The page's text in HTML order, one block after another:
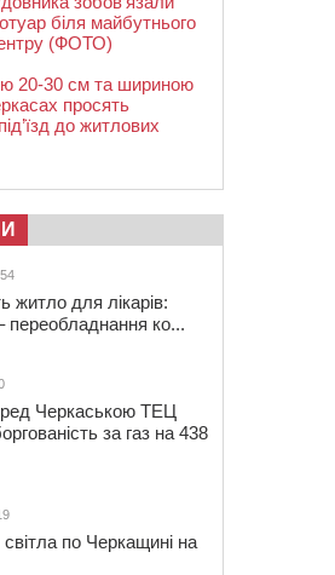
біля майбутнього
(ФОТО)
20-30 см та шириною
просять
до житлових
житло для лікарів:
переобладнання ко...
Черкаською ТЕЦ
за газ на 438
по Черкащині на